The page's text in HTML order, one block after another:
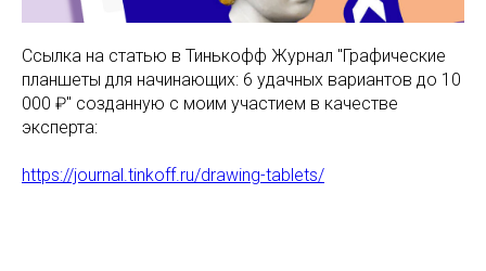
Ссылка на статью в Тинькофф Журнал "Графические
планшеты для начинающих: 6 удачных вариантов до 10
000 ₽" созданную с моим участием в качестве
эксперта:
https://journal.tinkoff.ru/drawing-tablets/